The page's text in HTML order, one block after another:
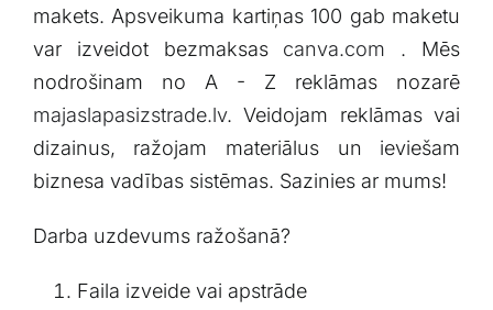
makets. Apsveikuma kartiņas 100 gab maketu
var izveidot bezmaksas canva.com . Mēs
nodrošinam no A - Z reklāmas nozarē
majaslapasizstrade.lv. Veidojam reklāmas vai
dizainus, ražojam materiālus un ieviešam
biznesa vadības sistēmas. Sazinies ar mums!
Darba uzdevums ražošanā?
Faila izveide vai apstrāde